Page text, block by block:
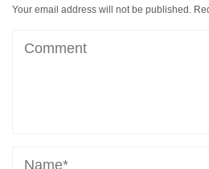
Your email address will not be published.